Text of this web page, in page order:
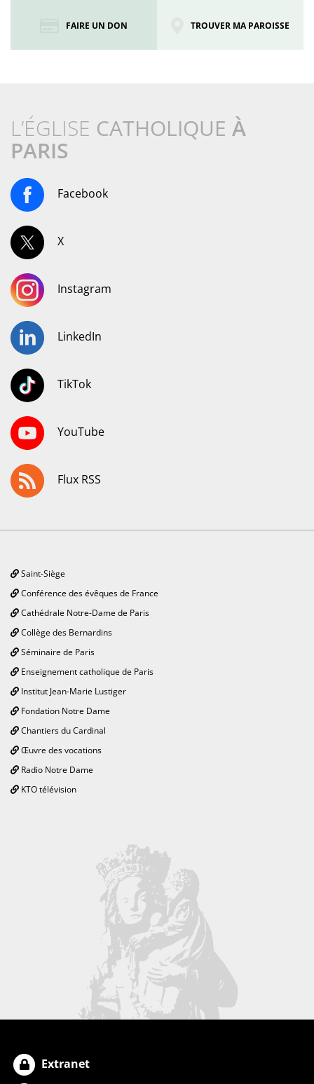
FAIRE UN DON TROUVER MA PAROISSE
L’ÉGLISE CATHOLIQUE À
PARIS
Facebook
X
Instagram
LinkedIn
TikTok
YouTube
Flux RSS
Saint-Siège
Conférence des évêques de France
Cathédrale Notre-Dame de Paris
Collège des Bernardins
Séminaire de Paris
Enseignement catholique de Paris
Institut Jean-Marie Lustiger
Fondation Notre Dame
Chantiers du Cardinal
Œuvre des vocations
Radio Notre Dame
KTO télévision
Extranet